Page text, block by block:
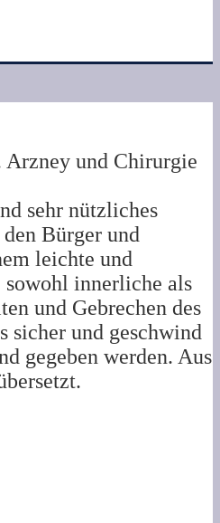
und Chirurgie
sehr nützliches
Bürger und
leichte und
innerliche als
und Gebrechen des
sicher und geschwind
gegeben werden. Aus